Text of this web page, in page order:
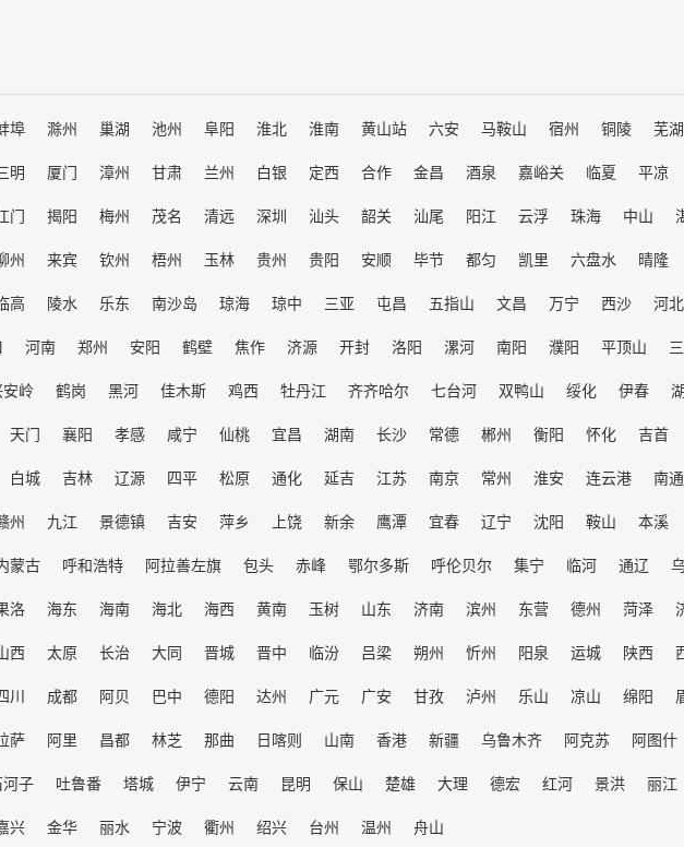
埠 滁州 巢湖 池州 阜阳 淮北 淮南 黄山站 六安 马鞍山 宿州 铜陵
芜湖
明 厦门 漳州 甘肃 兰州 白银 定西 合作 金昌 酒泉 嘉峪关 临夏
平凉
门 揭阳 梅州 茂名 清远 深圳 汕头 韶关 汕尾 阳江 云浮 珠海 中山
州 来宾 钦州 梧州 玉林 贵州 贵阳 安顺 毕节 都匀 凯里 六盘水
晴隆
高 陵水 乐东 南沙岛 琼海 琼中 三亚 屯昌 五指山 文昌 万宁 西沙
河北
河南 郑州 安阳 鹤壁 焦作 济源 开封 洛阳 漯河 南阳 濮阳 平顶山
岭 鹤岗 黑河 佳木斯 鸡西 牡丹江 齐齐哈尔 七台河 双鸭山 绥化 伊春
天门 襄阳 孝感 咸宁 仙桃 宜昌 湖南 长沙 常德 郴州 衡阳 怀化
吉首
白城 吉林 辽源 四平 松原 通化 延吉 江苏 南京 常州 淮安 连云港
南通
州 九江 景德镇 吉安 萍乡 上饶 新余 鹰潭 宜春 辽宁 沈阳 鞍山
本溪
蒙古 呼和浩特 阿拉善左旗 包头 赤峰 鄂尔多斯 呼伦贝尔 集宁 临河 通辽
洛 海东 海南 海北 海西 黄南 玉树 山东 济南 滨州 东营 德州 菏泽
西 太原 长治 大同 晋城 晋中 临汾 吕梁 朔州 忻州 阳泉 运城 陕西
川 成都 阿贝 巴中 德阳 达州 广元 广安 甘孜 泸州 乐山 凉山 绵阳
萨 阿里 昌都 林芝 那曲 日喀则 山南 香港 新疆 乌鲁木齐 阿克苏
阿图什
子 吐鲁番 塔城 伊宁 云南 昆明 保山 楚雄 大理 德宏 红河 景洪
丽江
兴 金华 丽水 宁波 衢州 绍兴 台州 温州 舟山